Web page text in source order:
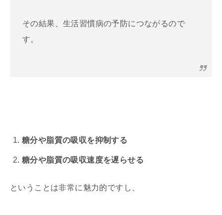
その結果、生活習慣病の予防につながるので
す。
糖分や脂質の吸収を抑制する
糖分や脂質の吸収速度を遅らせる
ということは非常に魅力的ですし、